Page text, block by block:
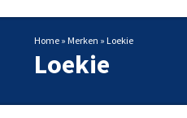
Home » Merken » Loekie
Loekie